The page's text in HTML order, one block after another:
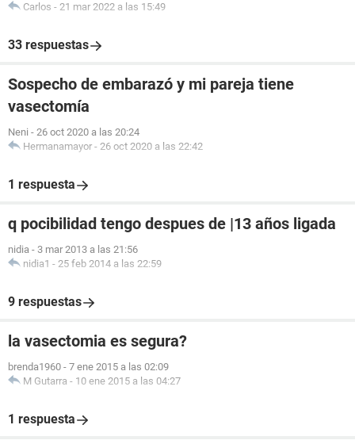
Carlos - 21 mar 2022 a las 15:49
33 respuestas
Sospecho de embarazó y mi pareja tiene
vasectomía
Neni - 26 oct 2020 a las 20:24
Hermanamayor - 26 oct 2020 a las 22:42
1 respuesta
q pocibilidad tengo despues de |13 años ligada
nidia - 3 mar 2013 a las 21:56
nidia1 - 25 feb 2014 a las 22:59
9 respuestas
la vasectomia es segura?
brenda1960 - 7 ene 2015 a las 02:09
M Gutarra - 10 ene 2015 a las 04:27
1 respuesta